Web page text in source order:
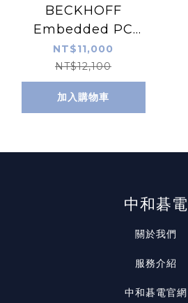
BECKHOFF
Embedded PC
CX9001-1001
NT$11,000
NT$12,100
加入購物車
中和碁電
關於我們
服務介紹
中和碁電官網